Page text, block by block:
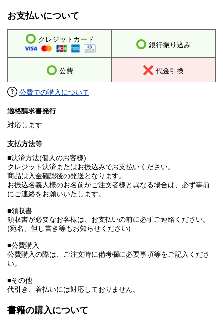
お支払いについて
クレジットカード
銀行振り込み
公費 代金引換
公費での購入について
適格請求書発行
対応します
支払方法等
■決済方法(個人のお客様)
クレジット決済またはお振込みでお支払いください。
商品は入金確認後の発送となります。
お振込名義人様のお名前がご注文者様と異なる場合は、必ず事前
にご連絡をお願いいたします。
■領収書
領収書が必要なお客様は、お支払いの前に必ずご連絡ください。
(宛名、但し書き等もお知らせください)
■公費購入
公費購入の際は、ご注文時に備考欄に必要事項等をご記入くださ
い。
■その他
代引き、着払いには対応しておりません。
書籍の購入について